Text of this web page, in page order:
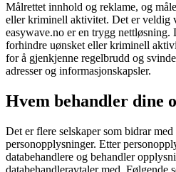
Målrettet innhold og reklame, og
eller kriminell aktivitet. Det er veldig
easywave.no er en trygg
forhindre uønsket eller kriminell
for å gjenkjenne regelbrudd og
adresser og informasjonskapsler.
Hvem behandler dine
Det er flere selskaper som bidrar med
personopplysninger. Etter
databehandlere og behandler
databehandleravtaler med. Følgende